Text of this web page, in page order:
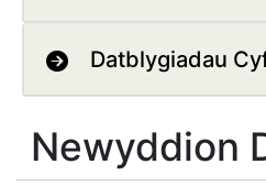
Datblygiadau
Newyddion